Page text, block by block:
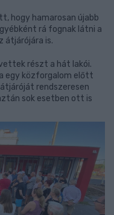
hogy hamarosan újabb
rá fognak látni a
átjárójára is.
részt a hát lakói.
egy közforgalom előtt
rendszeresen
sok esetben ott is